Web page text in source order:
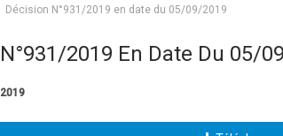
Décision N°931/2019 en date du 05/09/2019
2019 En Date Du 05/